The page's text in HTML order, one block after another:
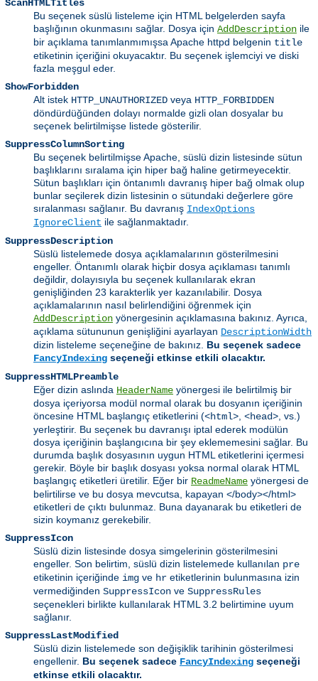
ScanHTMLTitles
Bu seçenek süslü listeleme için HTML belgelerden sayfa
başlığının okunmasını sağlar. Dosya için AddDescription ile
bir açıklama tanımlanmımışsa Apache httpd belgenin title
etiketinin içeriğini okuyacaktır. Bu seçenek işlemciyi ve diski
fazla meşgul eder.
ShowForbidden
Alt istek HTTP_UNAUTHORIZED veya HTTP_FORBIDDEN
döndürdüğünden dolayı normalde gizli olan dosyalar bu
seçenek belirtilmişse listede gösterilir.
SuppressColumnSorting
Bu seçenek belirtilmişse Apache, süslü dizin listesinde sütun
başlıklarını sıralama için hiper bağ haline getirmeyecektir.
Sütun başlıkları için öntanımlı davranış hiper bağ olmak olup
bunlar seçilerek dizin listesinin o sütundaki değerlere göre
sıralanması sağlanır. Bu davranış IndexOptions
IgnoreClient ile sağlanmaktadır.
SuppressDescription
Süslü listelemede dosya açıklamalarının gösterilmesini
engeller. Öntanımlı olarak hiçbir dosya açıklaması tanımlı
değildir, dolayısıyla bu seçenek kullanılarak ekran
genişliğinden 23 karakterlik yer kazanılabilir. Dosya
açıklamalarının nasıl belirlendiğini öğrenmek için
AddDescription yönergesinin açıklamasına bakınız. Ayrıca,
açıklama sütununun genişliğini ayarlayan DescriptionWidth
dizin listeleme seçeneğine de bakınız. Bu seçenek sadece
FancyIndexing seçeneği etkinse etkili olacaktır.
SuppressHTMLPreamble
Eğer dizin aslında HeaderName yönergesi ile belirtilmiş bir
dosya içeriyorsa modül normal olarak bu dosyanın içeriğinin
öncesine HTML başlangıç etiketlerini (<html> <head> , vs.)
yerleştirir. Bu seçenek bu davranışı iptal ederek modülün
dosya içeriğinin başlangıcına bir şey eklememesini sağlar. Bu
durumda başlık dosyasının uygun HTML etiketlerini içermesi
gerekir. Böyle bir başlık dosyası yoksa normal olarak HTML
başlangıç etiketleri üretilir. Eğer bir ReadmeName yönergesi de
belirtilirse ve bu dosya mevcutsa, kapayan </body></html>
etiketleri de çıktı bulunmaz. Buna dayanarak bu etiketleri de
sizin koymanız gerekebilir.
SuppressIcon
Süslü dizin listesinde dosya simgelerinin gösterilmesini
engeller. Son belirtim, süslü dizin listelemede kullanılan pre
etiketinin içeriğinde img ve hr etiketlerinin bulunmasına izin
vermediğinden SuppressIcon ve SuppressRules
seçenekleri birlikte kullanılarak HTML 3.2 belirtimine uyum
sağlanır.
SuppressLastModified
Süslü dizin listelemede son değişiklik tarihinin gösterilmesi
engellenir. Bu seçenek sadece FancyIndexing seçeneği
etkinse etkili olacaktır.